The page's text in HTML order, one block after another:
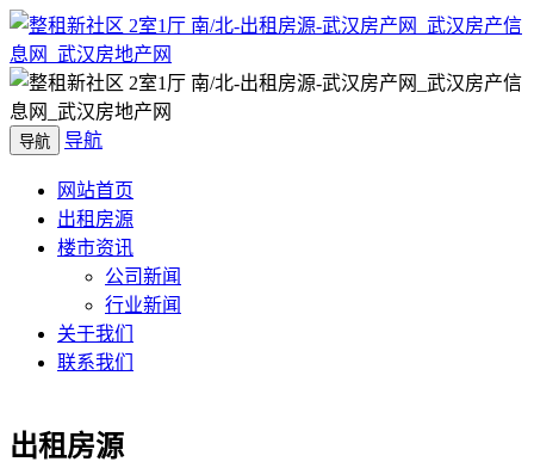
导航 导航
网站首页
出租房源
楼市资讯
公司新闻
行业新闻
关于我们
联系我们
出租房源